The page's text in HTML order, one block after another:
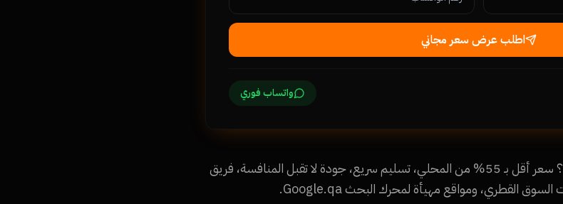
اطلب عرض سعر مجاني
واتساب فوري
ليه شركات الدوحة بتختار Namra Tech؟ سعر أقل بـ 55% من المحلي، تسليم سريع، جودة لا تقبل المنافسة، فريق